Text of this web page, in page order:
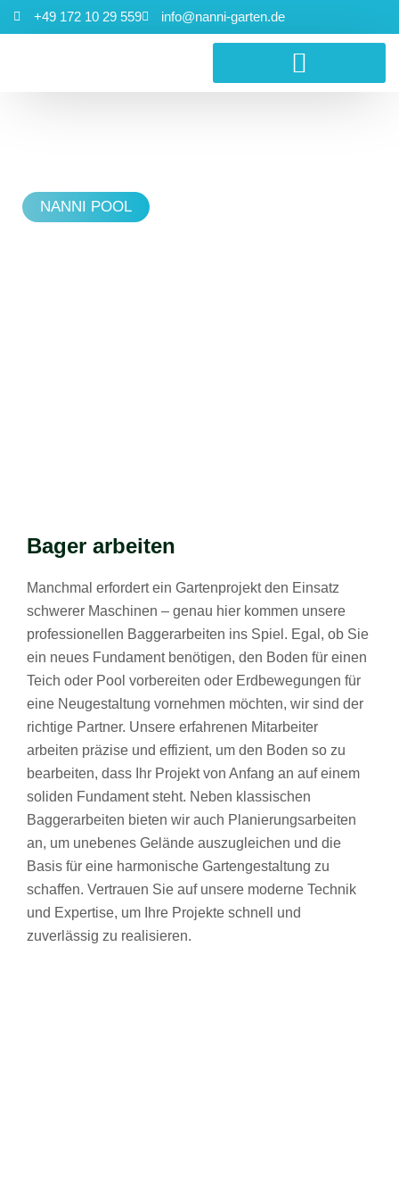
+49 172 10 29 559 info@nanni-garten.de
NANNI POOL
Bager arbeiten
Manchmal erfordert ein Gartenprojekt den Einsatz
schwerer Maschinen – genau hier kommen unsere
professionellen Baggerarbeiten ins Spiel. Egal, ob Sie
ein neues Fundament benötigen, den Boden für einen
Teich oder Pool vorbereiten oder Erdbewegungen für
eine Neugestaltung vornehmen möchten, wir sind der
richtige Partner. Unsere erfahrenen Mitarbeiter
arbeiten präzise und effizient, um den Boden so zu
bearbeiten, dass Ihr Projekt von Anfang an auf einem
soliden Fundament steht. Neben klassischen
Baggerarbeiten bieten wir auch Planierungsarbeiten
an, um unebenes Gelände auszugleichen und die
Basis für eine harmonische Gartengestaltung zu
schaffen. Vertrauen Sie auf unsere moderne Technik
und Expertise, um Ihre Projekte schnell und
zuverlässig zu realisieren.